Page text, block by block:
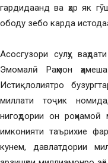
гардидаанд ва ҳар як
ободу зебо карда
Асосгузори сулҳу
Эмомалӣ Раҳмон
Истиқлолиятро
миллати тоҷик
нигоҳдории он
имконияти таърихие
кунем, давлатдории